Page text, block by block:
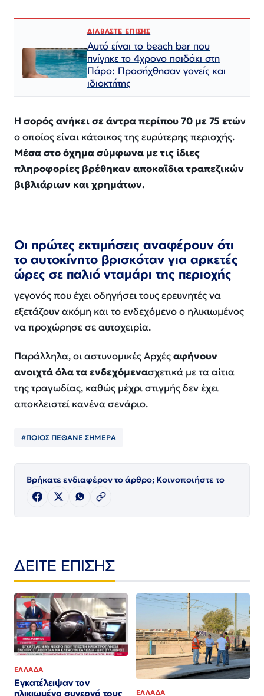
ΔΙΑΒΑΣΤΕ ΕΠΙΣΗΣ
Αυτό είναι το beach bar που
πνίγηκε το 4χρονο παιδάκι στη
Πάρο: Προσήχθησαν γονείς και
ιδιοκτήτης
Η σορός ανήκει σε άντρα περίπου 70 με 75 ετών
ο οποίος είναι κάτοικος της ευρύτερης περιοχής.
Μέσα στο όχημα σύμφωνα με τις ίδιες
πληροφορίες βρέθηκαν αποκαϊδια τραπεζικών
βιβλιάριων και χρημάτων.
Οι πρώτες εκτιμήσεις αναφέρουν ότι
το αυτοκίνητο βρισκόταν για αρκετές
ώρες σε παλιό νταμάρι της περιοχής
γεγονός που έχει οδηγήσει τους ερευνητές να
εξετάζουν ακόμη και το ενδεχόμενο ο ηλικιωμένος
να προχώρησε σε αυτοχειρία.
Παράλληλα, οι αστυνομικές Αρχέςαφήνουν
ανοιχτά όλα τα ενδεχόμενασχετικά με τα αίτια
της τραγωδίας, καθώς μέχρι στιγμής δεν έχει
αποκλειστεί κανένα σενάριο.
#ΠΟΙΟΣ ΠΈΘΑΝΕ ΣΗΜΕΡΑ
Βρήκατε ενδιαφέρον το άρθρο; Κοινοποιήστε το
ΔΕΙΤΕ ΕΠΙΣΗΣ
ΕΛΛΑΔΑ
Εγκατέλειψαν τον
ηλικιωμένο συνεργό τους
ΕΛΛΑΔΑ